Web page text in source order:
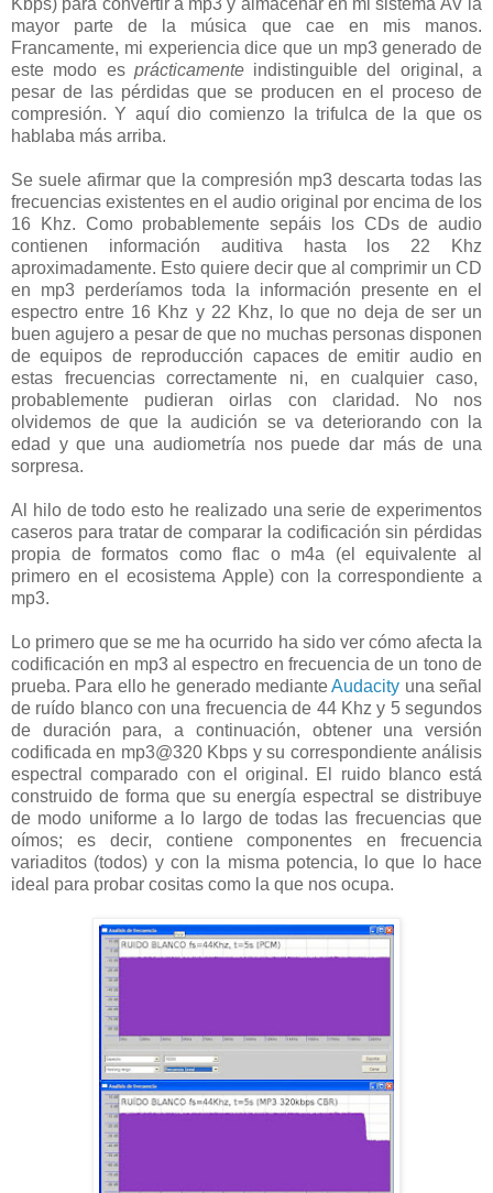
mayor parte de la música que cae en mis manos.
Francamente, mi experiencia dice que un mp3 generado de
este modo es prácticamente indistinguible del original, a
pesar de las pérdidas que se producen en el proceso de
compresión. Y aquí dio comienzo la trifulca de la que os
hablaba más arriba.
Se suele afirmar que la compresión mp3 descarta todas las
frecuencias existentes en el audio original por encima de los
16 Khz. Como probablemente sepáis los CDs de audio
contienen información auditiva hasta los 22 Khz
aproximadamente. Esto quiere decir que al comprimir un CD
en mp3 perderíamos toda la información presente en el
espectro entre 16 Khz y 22 Khz, lo que no deja de ser un
buen agujero a pesar de que no muchas personas disponen
de equipos de reproducción capaces de emitir audio en
estas frecuencias correctamente ni, en cualquier caso,
probablemente pudieran oirlas con claridad. No nos
olvidemos de que la audición se va deteriorando con la
edad y que una audiometría nos puede dar más de una
sorpresa.
Al hilo de todo esto he realizado una serie de experimentos
caseros para tratar de comparar la codificación sin pérdidas
propia de formatos como flac o m4a (el equivalente al
primero en el ecosistema Apple) con la correspondiente a
mp3.
Lo primero que se me ha ocurrido ha sido ver cómo afecta la
codificación en mp3 al espectro en frecuencia de un tono de
prueba. Para ello he generado medianteAudacity una señal
de ruído blanco con una frecuencia de 44 Khz y 5 segundos
de duración para, a continuación, obtener una versión
codificada en mp3@320 Kbps y su correspondiente análisis
espectral comparado con el original. El ruido blanco está
construido de forma que su energía espectral se distribuye
de modo uniforme a lo largo de todas las frecuencias que
oímos; es decir, contiene componentes en frecuencia
variaditos (todos) y con la misma potencia, lo que lo hace
ideal para probar cositas como la que nos ocupa.